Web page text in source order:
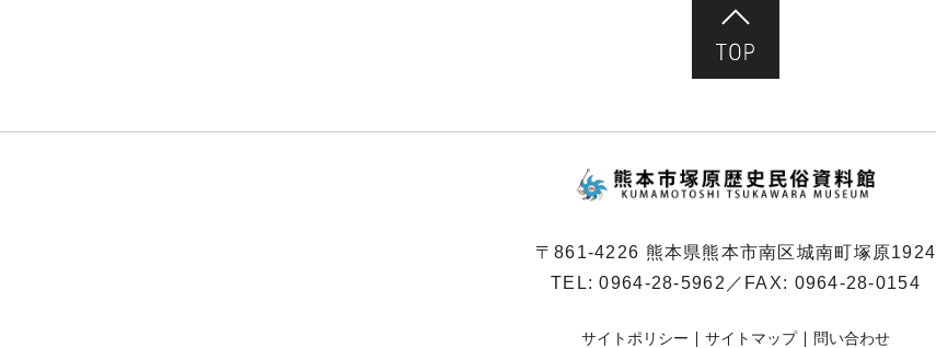
〒861-4226 熊本県熊本市南区城南町塚原1924
TEL:0964-28-5962 ／FAX: 0964-28-0154
サイトポリシー サイトマップ 問い合わせ